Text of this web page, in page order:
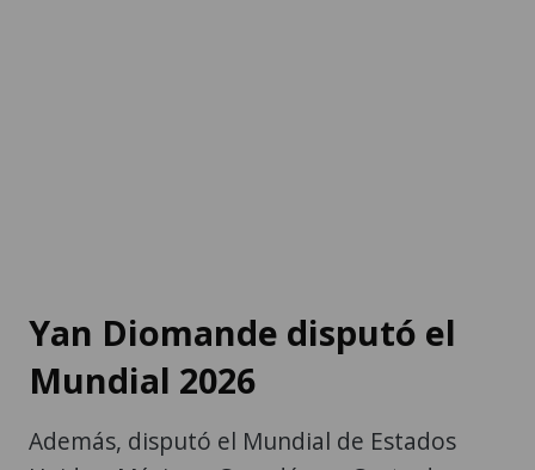
Yan Diomande disputó el
Mundial 2026
Además, disputó el Mundial de Estados